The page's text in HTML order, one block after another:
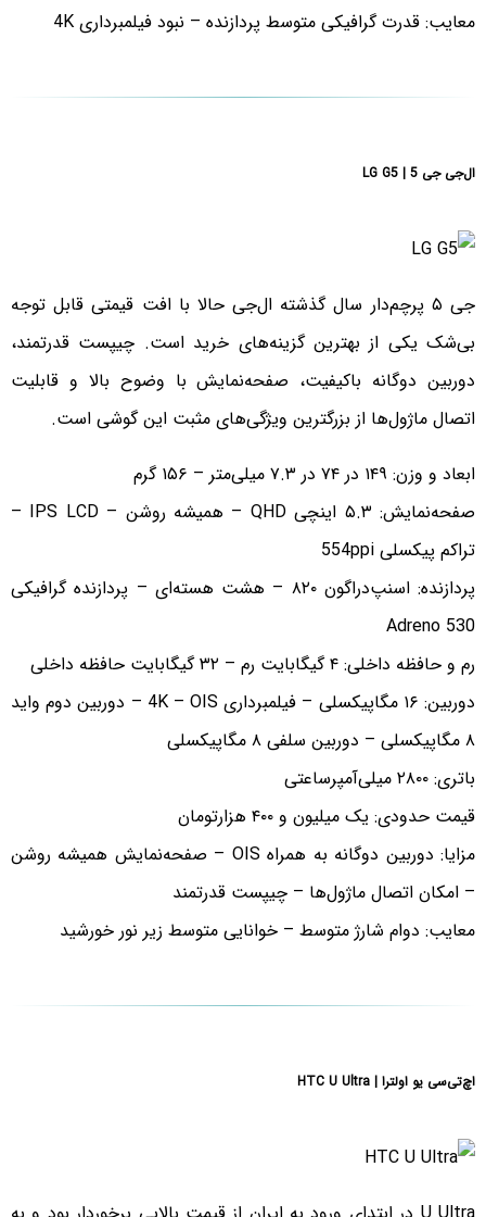
معایب: قدرت گرافیکی متوسط پردازنده – نبود فیلمبرداری 4K
ال‌جی جی 5 | LG G5
جی ۵ پرچم‌دار سال گذشته ال‌جی حالا با افت قیمتی قابل توجه
بی‌شک یکی از بهترین گزینه‌های خرید است. چیپست قدرتمند،
دوربین دوگانه باکیفیت، صفحه‌نمایش با وضوح بالا و قابلیت
اتصال ماژول‌ها از بزرگترین ویژگی‌های مثبت این گوشی است.
ابعاد و وزن: ۱۴۹ در ۷۴ در ۷.۳ میلی‌متر – ۱۵۶ گرم
صفحه‌نمایش: ۵.۳ اینچی QHD – همیشه روشن – IPS LCD –
تراکم پیکسلی 554ppi
پردازنده: اسنپ‌دراگون ۸۲۰ – هشت هسته‌ای – پردازنده گرافیکی
Adreno 530
رم و حافظه داخلی: ۴ گیگابایت رم – ۳۲ گیگابایت حافظه داخلی
دوربین: ۱۶ مگاپیکسلی – فیلمبرداری 4K – OIS – دوربین دوم واید
۸ مگاپیکسلی – دوربین سلفی ۸ مگاپیکسلی
باتری: ۲۸۰۰ میلی‌آمپرساعتی
قیمت حدودی: یک میلیون و ۴۰۰ هزارتومان
مزایا: دوربین دوگانه به همراه OIS – صفحه‌نمایش همیشه روشن
– امکان اتصال ماژول‌ها – چیپست قدرتمند
معایب: دوام شارژ متوسط – خوانایی متوسط زیر نور خورشید
اچ‌تی‌سی یو اولترا | HTC U Ultra